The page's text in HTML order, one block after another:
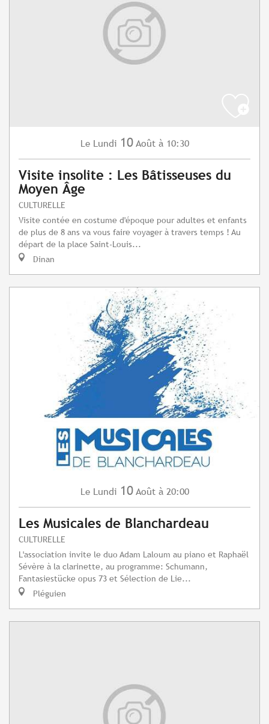
Le Lundi 10 Août à 10:30
Visite insolite : Les Bâtisseuses du
Moyen Âge
CULTURELLE
Visite contée en costume d'époque pour adultes et enfants
de plus de 8 ans va vous faire voyager à travers temps ! Au
départ de la place Saint-Louis...
Dinan
Le Lundi 10 Août à 20:00
Les Musicales de Blanchardeau
CULTURELLE
L'association invite le duo Adam Laloum au piano et Raphaël
Sévère à la clarinette, au programme: Schumann,
Fantasiestücke opus 73 et Sélection de Lie...
Pléguien